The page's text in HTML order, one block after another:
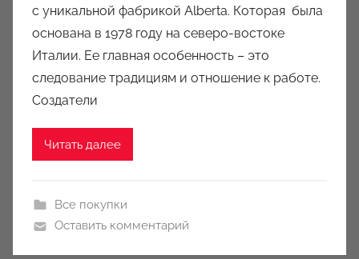
u
k
c
с уникальной фабрикой Alberta. Которая была
основана в 1978 году на северо-востоке
Италии. Ее главная особенность – это
следование традициям и отношение к работе.
Создатели
Читать далее
Все покупки
Оставить комментарий